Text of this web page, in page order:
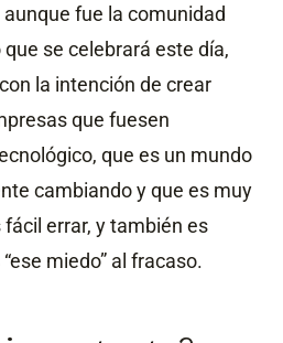
fue la comunidad
se celebrará este día,
la intención de crear
que fuesen
que es un mundo
cambiando y que es muy
errar, y también es
miedo” al fracaso.